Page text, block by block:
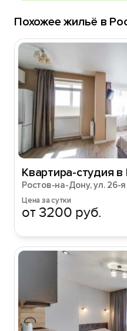
Похожее жильё в
Квартира-студия
Ростов-на-Дону, ул. 26-
Цена за сутки
от 3200 руб.